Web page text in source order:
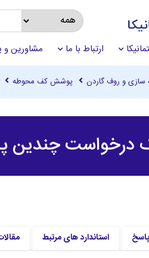
ارتباط با ما مشاورین و
و روف گاردن پوشش کف محوطه
درخواست چندین
استاندارد های مرتبط